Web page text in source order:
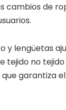
cambios de
y lengüetas
no
garantiza